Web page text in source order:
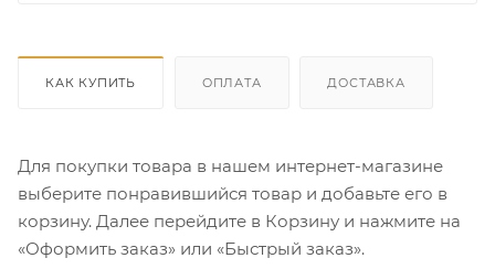
КАК КУПИТЬ ОПЛАТА ДОСТАВКА
Для покупки товара в нашем интернет-магазине
выберите понравившийся товар и добавьте его в
корзину. Далее перейдите в Корзину и нажмите на
«Оформить заказ» или «Быстрый заказ».